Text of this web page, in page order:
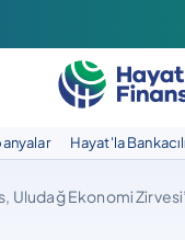
Hayat'la
Uludağ Ekonomi